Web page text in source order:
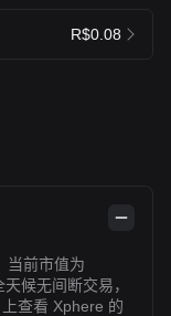
R$0.08
当前市值为
候无间断交易，
查看 Xphere 的